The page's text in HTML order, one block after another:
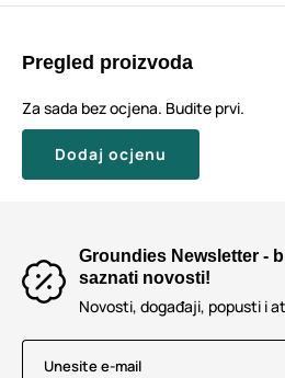
Pregled proizvoda
Za sada bez ocjena. Budite prvi.
Dodaj ocjenu
Groundies Newsletter -
saznati novosti!
Novosti, događaji, popusti i
Unesite e-mail